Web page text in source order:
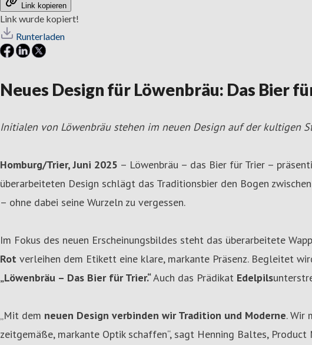
Link kopieren
Link wurde kopiert!
Runterladen
Neues Design für Löwenbräu: Das Bier
Initialen von Löwenbräu stehen im neuen Design auf der kultigen
Homburg/Trier, Juni 2025 – Löwenbräu – das Bier für Trier –
überarbeiteten Design schlägt das Traditionsbier den Bogen
– ohne dabei seine Wurzeln zu vergessen.
Im Fokus des neuen Erscheinungsbildes steht das überarbeitete
Rot verleihen dem Etikett eine klare, markante Präsenz. Begleitet
„Löwenbräu – Das Bier für Trier.“Auch das Prädikat Edelpils
„Mit dem neuen Design verbinden wir Tradition und Moderne. Wir
zeitgemäße, markante Optik schaffen“, sagt Henning Baltes,